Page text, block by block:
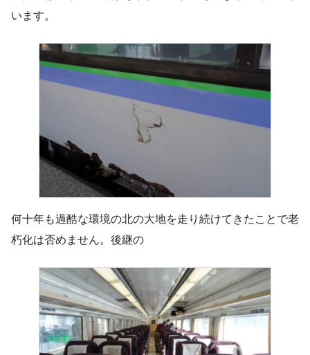
います。
何十年も過酷な環境の北の大地を走り続けてきたことで老
朽化は否めません。後継の